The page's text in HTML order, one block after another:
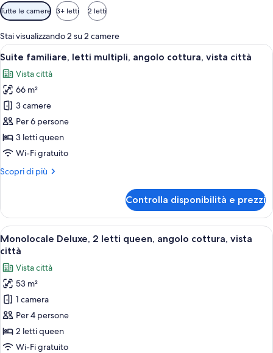
Filtri
disponibili
per
le
camere
Tutte le camere 3+ letti 2 letti
Stai visualizzando 2 su 2 camere
Apri
tutte
le
foto
per
Suite
familiare,
letti
multipli,
angolo
città
Un bagno moderno con vasca, un
9
Suite familiare, letti multipli, angolo cottura, vista città
Vista città
66 m²
3 camere
Per 6 persone
3 letti queen
Wi-Fi gratuito
Scopri di più
Altri
familiare,
letti
multipli,
angolo
vista
città
Controlla disponibilità e prezzi
Apri
tutte
le
foto
per
Monolocale
Deluxe,
2
letti
Una camera d'albergo moderna con
6
Monolocale Deluxe, 2 letti queen, angolo cottura, vista
città
Vista città
53 m²
1 camera
Per 4 persone
2 letti queen
Wi-Fi gratuito